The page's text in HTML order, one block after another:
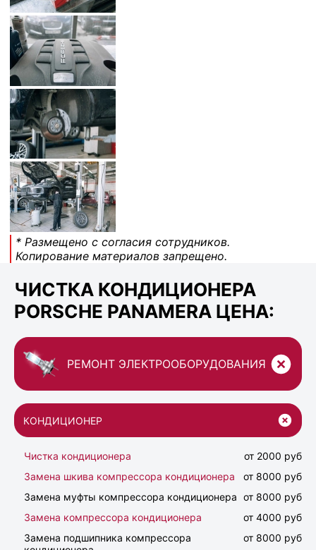
* Размещено с согласия сотрудников.
Копирование материалов запрещено.
ЧИСТКА КОНДИЦИОНЕРА
PORSCHE PANAMERA ЦЕНА:
РЕМОНТ ЭЛЕКТРООБОРУДОВАНИЯ
КОНДИЦИОНЕР
Чистка кондиционера
от 2000 руб
Замена шкива компрессора кондиционера
от 8000 руб
Замена муфты компрессора кондиционера от 8000 руб
Замена компрессора кондиционера
от 4000 руб
Замена подшипника компрессора
от 8000 руб